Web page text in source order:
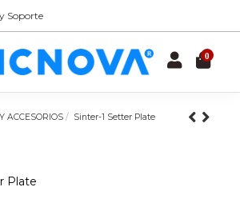
Soporte
0
ACCESORIOS Sinter-1 Setter Plate